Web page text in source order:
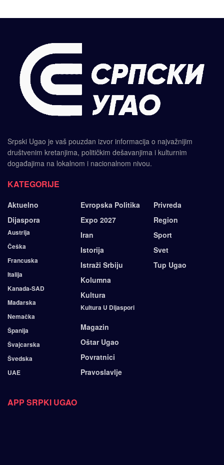
Srpski Ugao je vaš pouzdan izvor informacija o najvažnijim
društvenim kretanjima, političkim dešavanjima i kulturnim
događajima na lokalnom i nacionalnom nivou.
KATEGORIJE
Aktuelno
Dijaspora
Austrija
Češka
Francuska
Italija
Kanada-SAD
Mađarska
Nemačka
Španija
Švajcarska
Švedska
UAE
Evropska Politika
Expo 2027
Iran
Istorija
Istraži Srbiju
Kolumna
Kultura
Kultura U Dijaspori
Magazin
Oštar Ugao
Povratnici
Pravoslavlje
Privreda
Region
Sport
Svet
Tup Ugao
APP SRPKI UGAO